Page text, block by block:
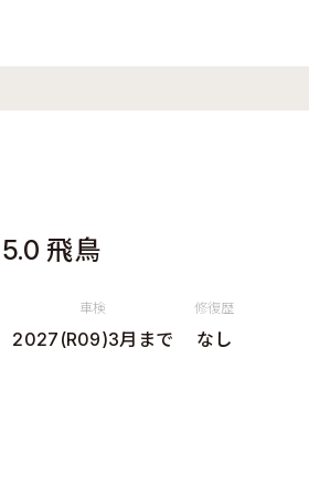
飛鳥
車検
2027(R09)3月まで
修復歴
なし